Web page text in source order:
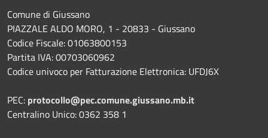
Comune di Giussano
PIAZZALE ALDO MORO, 1 - 20833 - Giussano
Codice Fiscale: 01063800153
Partita IVA: 00703060962
Codice univoco per Fatturazione Elettronica: UFDJ6X
PEC: protocollo@pec.comune.giussano.mb.it
Centralino Unico: 0362 358 1